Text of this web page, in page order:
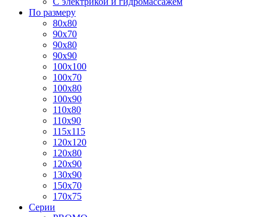
По размеру
80x80
90x70
90x80
90x90
100x100
100x70
100x80
100x90
110x80
110x90
115x115
120x120
120x80
120x90
130x90
150x70
170x75
Серии